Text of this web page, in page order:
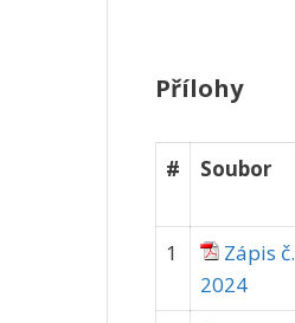
Přílohy
# Soubor
1
Zápis
2024